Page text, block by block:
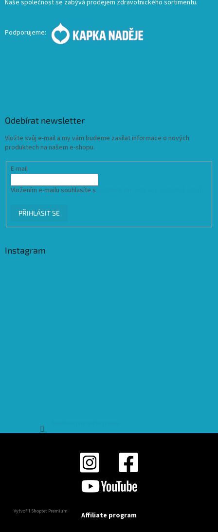
Naše společnost se zabývá prodejem zdravotnického sortimentu.
Podporujeme:
Odebírat newsletter
Vložte svůj e-mail a my vám budeme zasílat informace o nových
produktech na našem e-shopu.
E-mail
Vložením e-mailu souhlasíte s
PŘIHLÁSIT SE
Instagram
Vytvořil Shoptet Premium Affiliate program